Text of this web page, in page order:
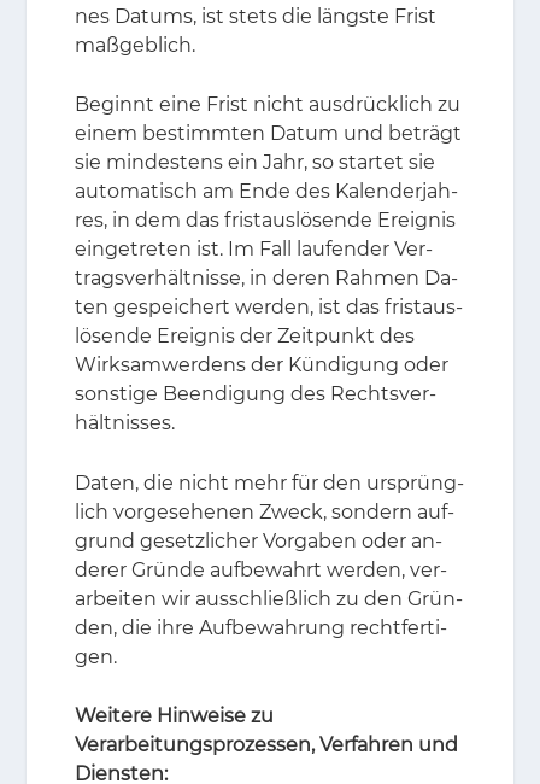
nes Da­tums, ist stets die längs­te Frist
maß­geb­lich.
Be­ginnt eine Frist nicht aus­drück­lich zu
ei­nem be­stimm­ten Da­tum und be­trägt
sie min­des­tens ein Jahr, so star­tet sie
au­to­ma­tisch am Ende des Ka­len­der­jah­
res, in dem das frist­aus­lö­sen­de Er­eig­nis
ein­ge­tre­ten ist. Im Fall lau­fen­der Ver­
trags­ver­hält­nis­se, in de­ren Rah­men Da­
ten ge­spei­chert wer­den, ist das frist­aus­
lö­sen­de Er­eig­nis der Zeit­punkt des
Wirk­sam­wer­dens der Kün­di­gung oder
sons­ti­ge Be­en­di­gung des Rechts­ver­
hält­nis­ses.
Da­ten, die nicht mehr für den ur­sprüng­
lich vor­ge­se­he­nen Zweck, son­dern auf­
grund ge­setz­li­cher Vor­ga­ben oder an­
de­rer Grün­de auf­be­wahrt wer­den, ver­
ar­bei­ten wir aus­schließ­lich zu den Grün­
den, die ihre Auf­be­wah­rung recht­fer­ti­
gen.
Weitere Hinweise zu
Verarbeitungsprozessen, Verfahren und
Diensten: